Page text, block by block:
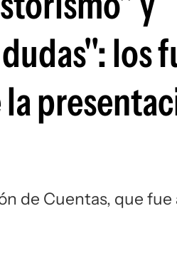
los
de Cuentas, que fue